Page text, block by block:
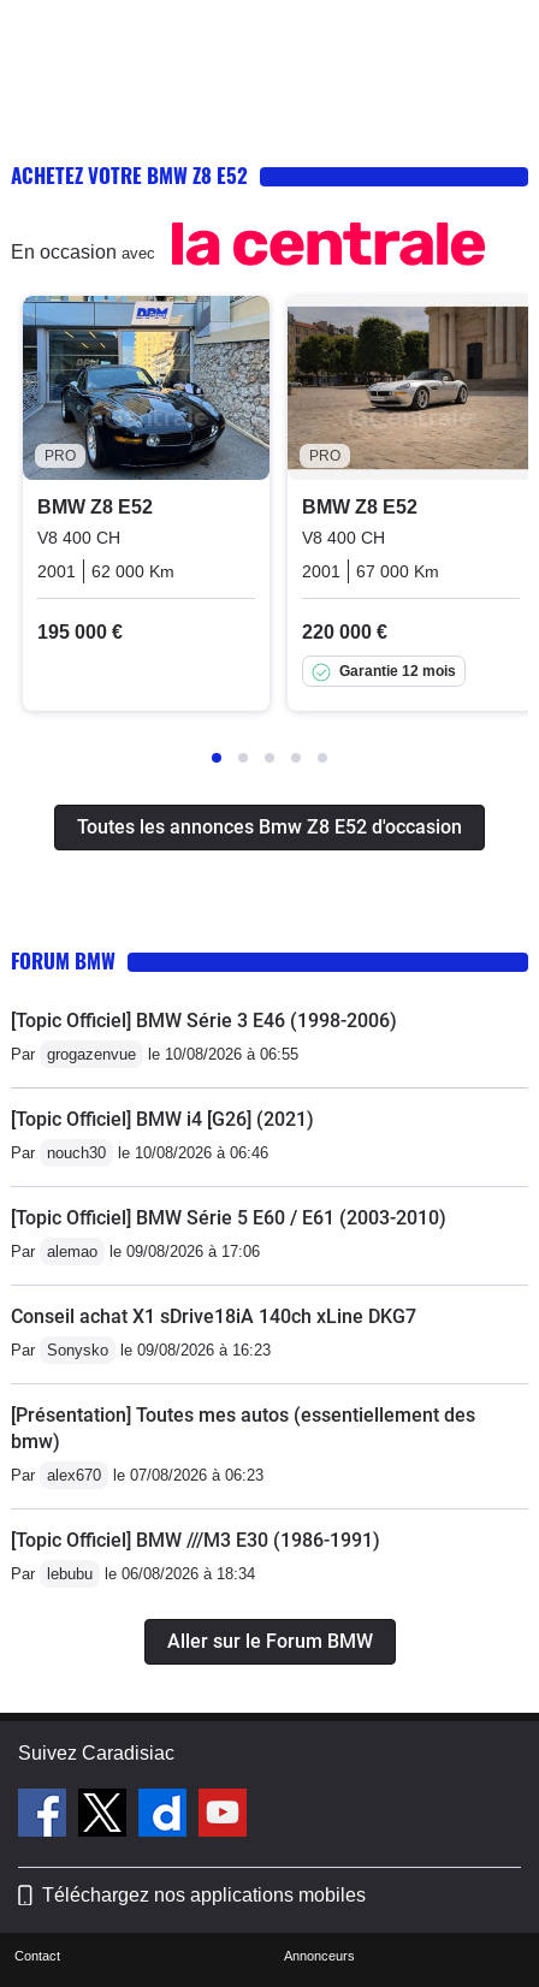
ACHETEZ VOTRE BMW Z8 E52
En occasion avec
PRO
BMW Z8 E52
V8 400 CH
2001
62 000 Km Essence
195 000 €
PRO
BMW Z8 E52
V8 400 CH
2001
67 000 Km
220 000 €
Garantie 12 mois
Toutes les annonces Bmw Z8 E52 d'occasion
FORUM BMW
[Topic Officiel] BMW Série 3 E46 (1998-2006)
Par grogazenvue le 10/08/2026 à 06:55
[Topic Officiel] BMW i4 [G26] (2021)
Par nouch30 le 10/08/2026 à 06:46
[Topic Officiel] BMW Série 5 E60 / E61 (2003-2010)
Par alemao le 09/08/2026 à 17:06
Conseil achat X1 sDrive18iA 140ch xLine DKG7
Par Sonysko le 09/08/2026 à 16:23
[Présentation] Toutes mes autos (essentiellement des
bmw)
Par alex670 le 07/08/2026 à 06:23
[Topic Officiel] BMW ///M3 E30 (1986-1991)
Par lebubu le 06/08/2026 à 18:34
Aller sur le Forum BMW
Suivez Caradisiac
Téléchargez nos applications mobiles
Contact Annonceurs